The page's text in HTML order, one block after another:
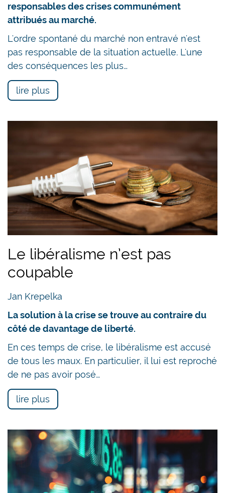
responsables des crises communément
attribués au marché.
L'ordre spontané du marché non entravé n'est
pas responsable de la situation actuelle. L'une
des conséquences les plus…
lire plus
Le libéralisme n’est pas
coupable
Jan Krepelka
La solution à la crise se trouve au contraire du
côté de davantage de liberté.
En ces temps de crise, le libéralisme est accusé
de tous les maux. En particulier, il lui est reproché
de ne pas avoir posé…
lire plus